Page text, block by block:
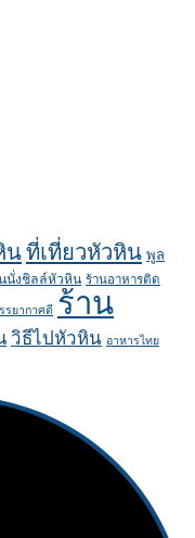
นที่เที่ยวหัวหิน พูล
นั่งชิลล์หัวหิน ร้านอาหารติด
รยากาศดี ร้าน
วิธีไปหัวหิน อาหารไทย